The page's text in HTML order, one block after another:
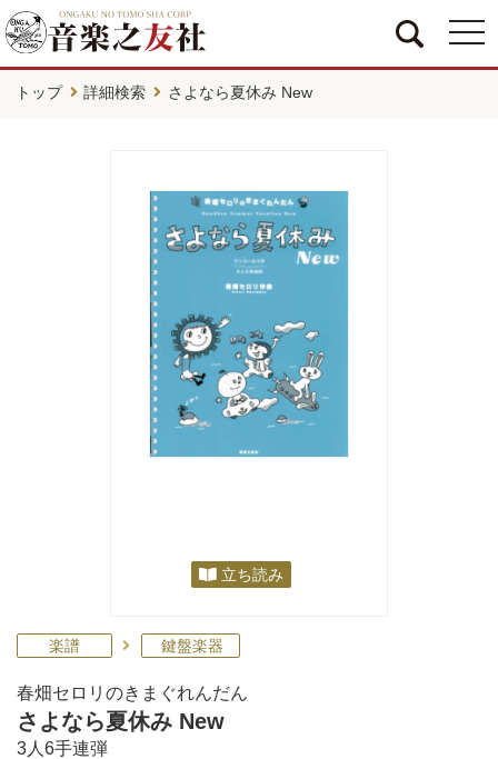
トップ 詳細検索 さよなら夏休み New
立ち読み
楽譜 鍵盤楽器
春畑セロリのきまぐれんだん
さよなら夏休み New
3人6手連弾